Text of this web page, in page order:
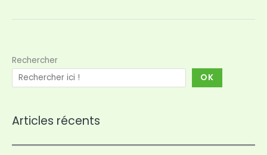
Rechercher
OK
Articles récents